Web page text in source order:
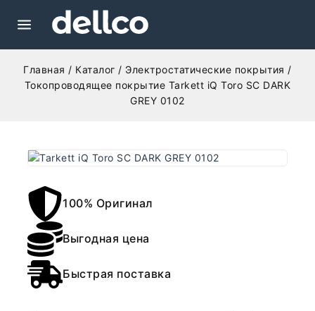
Главная / Каталог / Электростатические покрытия /
Токопроводящее покрытие Tarkett iQ Toro SC DARK
GREY 0102
100% Оригинал
Выгодная цена
Быстрая поставка